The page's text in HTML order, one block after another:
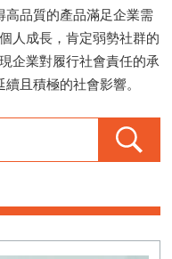
品質的產品滿足企業需
人成長，肯定弱勢社群的
企業對履行社會責任的承
且積極的社會影響。